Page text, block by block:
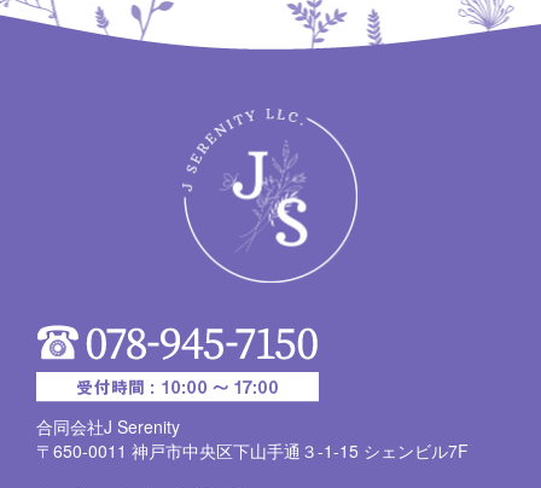
合同会社J Serenity
〒650-0011 神戸市中央区下山手通３-1-15 シェンビル7F